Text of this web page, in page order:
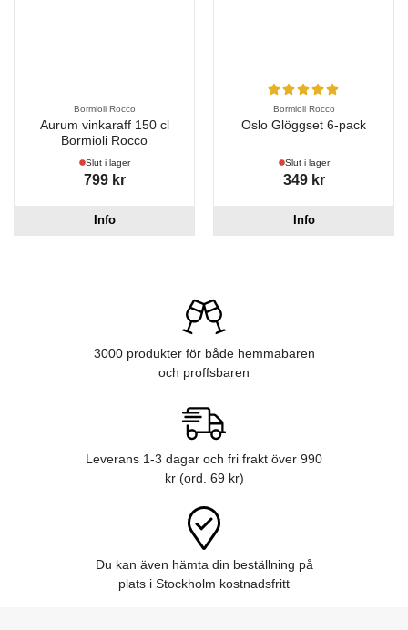
Bormioli Rocco
Aurum vinkaraff 150 cl
Bormioli Rocco
Slut i lager
799 kr
Info
Bormioli Rocco
Oslo Glöggset 6-pack
Slut i lager
349 kr
Info
3000 produkter för både hemmabaren
och proffsbaren
Leverans 1-3 dagar och fri frakt över 990
kr (ord. 69 kr)
Du kan även hämta din beställning på
plats i Stockholm kostnadsfritt